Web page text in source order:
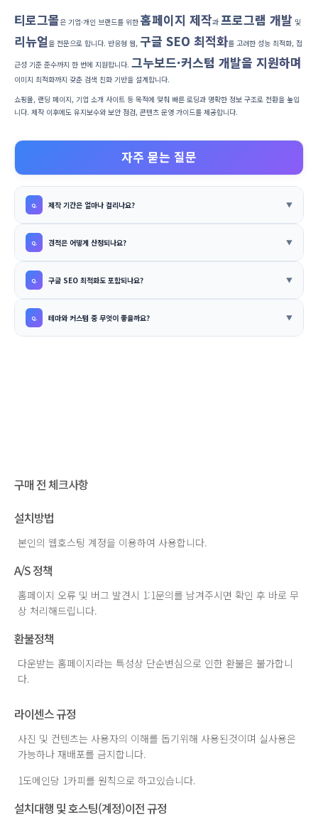
티로그몰은 기업·개인 브랜드를 위한 홈페이지 제작과 프로그램 개발 및
리뉴얼 을 전문으로 합니다. 반응형 웹, 구글 SEO 최적화를 고려한 성능 최적화, 접
근성 기준 준수까지 한 번에 지원합니다. 그누보드·커스텀 개발을 지원하며
이미지 최적화까지 갖춘 검색 친화 기반을 설계합니다.
쇼핑몰, 랜딩 페이지, 기업 소개 사이트 등 목적에 맞춰 빠른 로딩과 명확한 정보 구조로 전환을 높입
니다. 제작 이후에도 유지보수와 보안 점검, 콘텐츠 운영 가이드를 제공합니다.
자주 묻는 질문
제작 기간은 얼마나 걸리나요?
견적은 어떻게 산정되나요?
구글 SEO 최적화도 포함되나요?
테마와 커스텀 중 무엇이 좋을까요?
구매 전 체크사항
설치방법
본인의 웹호스팅 계정을 이용하여 사용합니다.
A/S 정책
홈페이지 오류 및 버그 발견시 1:1문의를 남겨주시면 확인 후 바로 무
상 처리해드립니다.
환불정책
다운받는 홈페이지라는 특성상 단순변심으로 인한 환불은 불가합니
다.
라이센스 규정
사진 및 컨텐츠는 사용자의 이해를 돕기위해 사용된것이며 실사용은
가능하나 재배포를 금지합니다.
1도메인당 1카피를 원칙으로 하고있습니다.
설치대행 및 호스팅(계정)이전 규정